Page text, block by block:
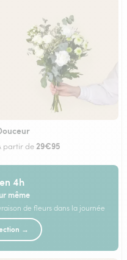
partir de 29€95
4h
même
de fleurs dans la journée
→